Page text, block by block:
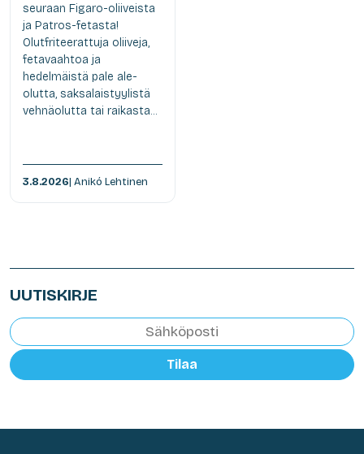
seuraan Figaro-oliiveista
ja Patros-fetasta!
Olutfriteerattuja oliiveja,
fetavaahtoa ja
hedelmäistä pale ale-
olutta, saksalaistyylistä
vehnäolutta tai raikasta...
3.8.2026| Anikó Lehtinen
UUTISKIRJE
Tilaa